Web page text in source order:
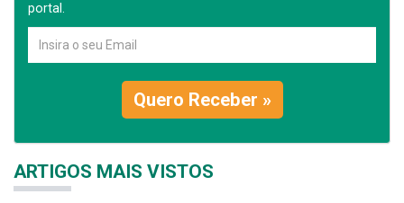
portal.
Quero Receber »
ARTIGOS MAIS VISTOS